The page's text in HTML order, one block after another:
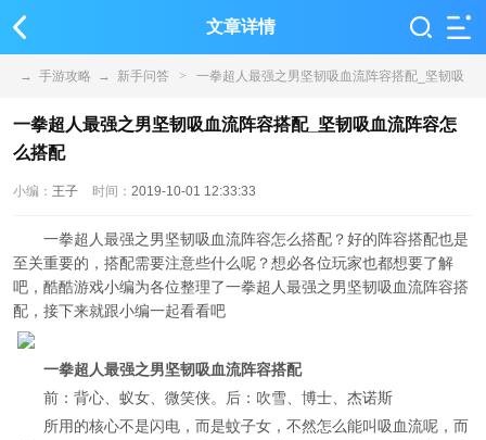
文章详情
→ 手游攻略 → 新手问答 > 一拳超人最强之男坚韧吸血流阵容搭配_坚韧吸
血流阵容怎么搭配
一拳超人最强之男坚韧吸血流阵容搭配_坚韧吸血流阵容怎
么搭配
小编： 王子 时间： 2019-10-01 12:33:33
一拳超人最强之男坚韧吸血流阵容怎么搭配？好的阵容搭配也是
至关重要的，搭配需要注意些什么呢？想必各位玩家也都想要了解
吧，酷酷游戏小编为各位整理了一拳超人最强之男坚韧吸血流阵容搭
配，接下来就跟小编一起看看吧
一拳超人最强之男坚韧吸血流阵容搭配
前：背心、蚁女、微笑侠。后：吹雪、博士、杰诺斯
所用的核心不是闪电，而是蚊子女，不然怎么能叫吸血流呢，而